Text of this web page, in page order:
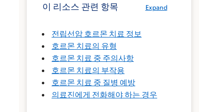
Expand
이 리소스 관련 항목
전립선암 호르몬 치료 정보
호르몬 치료의 유형
호르몬 치료 중 주의사항
호르몬 치료의 부작용
호르몬 치료 중 질병 예방
의료진에게 전화해야 하는 경우